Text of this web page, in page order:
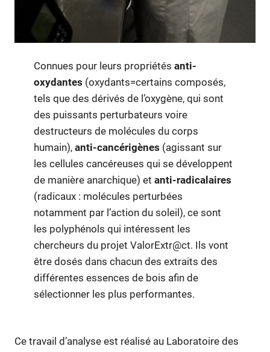
Connues pour leurs propriétés anti-
oxydantes (oxydants=certains composés,
tels que des dérivés de l’oxygène, qui sont
des puissants perturbateurs voire
destructeurs de molécules du corps
humain), anti-cancérigènes (agissant sur
les cellules cancéreuses qui se développent
de manière anarchique) et anti-radicalaires
(radicaux : molécules perturbées
notamment par l’action du soleil), ce sont
les polyphénols qui intéressent les
chercheurs du projet ValorExtr@ct. Ils vont
être dosés dans chacun des extraits des
différentes essences de bois afin de
sélectionner les plus performantes.
Ce travail d’analyse est réalisé au Laboratoire des